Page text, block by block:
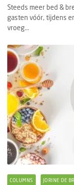
Steeds meer bed &
gasten vóór, tijdens
vroeg...
COLUMNS JORINE DE